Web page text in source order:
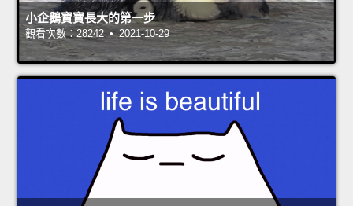
小企鵝寶寶長大的第一步
觀看次數：28242 • 2021-10-29